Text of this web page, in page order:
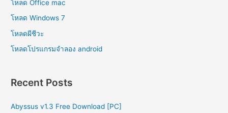
โหลด Office mac
โหลด Windows 7
โหลดผีชีวะ
โหลดโปรแกรมจําลอง android
Recent Posts
Abyssus v1.3 Free Download [PC]